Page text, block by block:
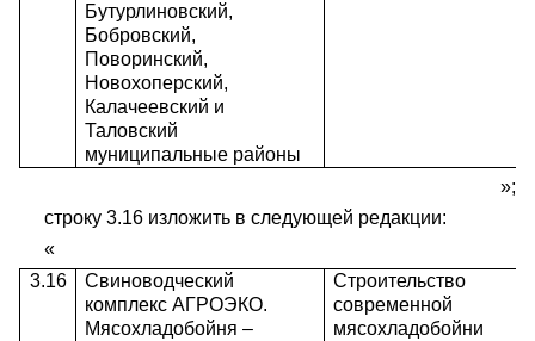
Бутурлиновский,
Бобровский,
Поворинский,
Новохоперский,
Калачеевский и
Таловский
муниципальные районы
»;
строку 3.16 изложить в следующей редакции:
«
3.16
Свиноводческий
комплекс АГРОЭКО.
Мясохладобойня –
Строительство
современной
мясохладобойни